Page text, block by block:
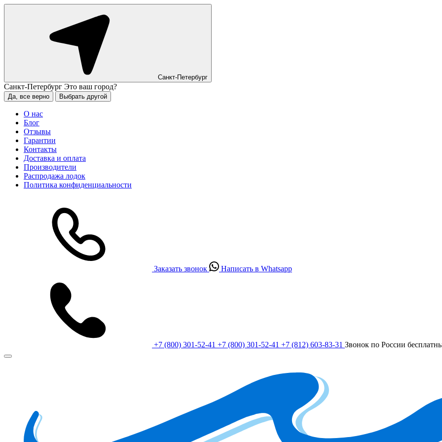
Санкт-Петербург
Санкт-Петербург Это ваш город?
Да, все верно Выбрать другой
О нас
Блог
Отзывы
Гарантии
Контакты
Доставка и оплата
Производители
Распродажа лодок
Политика конфиденциальности
Заказать звонок Написать в Whatsapp
+7 (800) 301-52-41 +7 (800) 301-52-41 +7 (812) 603-83-31 Звонок по России